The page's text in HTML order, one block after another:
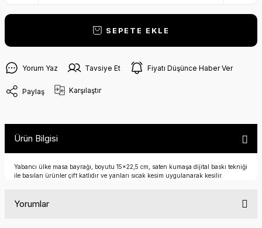
SEPETE EKLE
Yorum Yaz Tavsiye Et Fiyatı Düşünce Haber Ver
Paylaş Karşılaştır
Ürün Bilgisi
Yabancı ülke masa bayrağı, boyutu 15x22,5 cm, saten kumaşa dijital baskı tekniği
ile basılan ürünler çift katlıdır ve yanları sıcak kesim uygulanarak kesilir.
Yorumlar